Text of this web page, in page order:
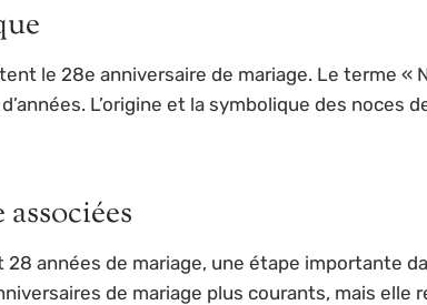
le 28e anniversaire de mariage. Le terme
L’origine et la symbolique des noces
années de mariage, une étape importante
de mariage plus courants, mais